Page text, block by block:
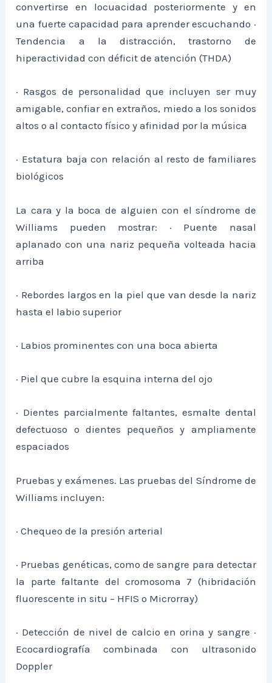
convertirse en locuacidad posteriormente y en
una fuerte capacidad para aprender escuchando ·
Tendencia a la distracción, trastorno de
hiperactividad con déficit de atención (THDA)
· Rasgos de personalidad que incluyen ser muy
amigable, confiar en extraños, miedo a los sonidos
altos o al contacto físico y afinidad por la música
· Estatura baja con relación al resto de familiares
biológicos
La cara y la boca de alguien con el síndrome de
Williams pueden mostrar: · Puente nasal
aplanado con una nariz pequeña volteada hacia
arriba
· Rebordes largos en la piel que van desde la nariz
hasta el labio superior
· Labios prominentes con una boca abierta
· Piel que cubre la esquina interna del ojo
· Dientes parcialmente faltantes, esmalte dental
defectuoso o dientes pequeños y ampliamente
espaciados
Pruebas y exámenes. Las pruebas del Síndrome de
Williams incluyen:
· Chequeo de la presión arterial
· Pruebas genéticas, como de sangre para detectar
la parte faltante del cromosoma 7 (hibridación
fluorescente in situ – HFIS o Microrray)
· Detección de nivel de calcio en orina y sangre ·
Ecocardiografía combinada con ultrasonido
Doppler